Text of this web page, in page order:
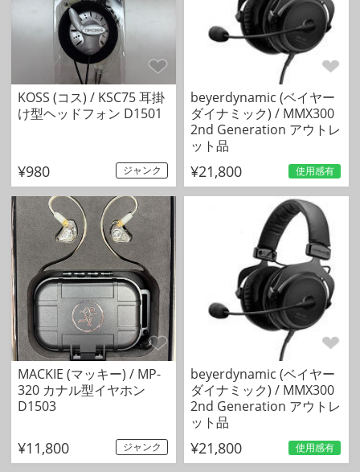
KOSS (コス) / KSC75 耳掛
け型ヘッドフォン D1501
¥980 ジャンク
beyerdynamic (ベイヤー
ダイナミック) / MMX300
2nd Generation アウトレ
ット品
¥21,800 使用感有
MACKIE (マッキー) / MP-
320 カナル型イヤホン
D1503
¥11,800 ジャンク
beyerdynamic (ベイヤー
ダイナミック) / MMX300
2nd Generation アウトレ
ット品
¥21,800 使用感有